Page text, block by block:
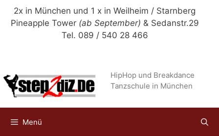
Zum
Inhalt
2x in München und 1 x in Weilheim / Starnberg
Pineapple Tower (ab September) & Sedanstr.29
Tel. 089 / 540 28 466
HipHop und Breakdance
Tanzschule in München
Menü